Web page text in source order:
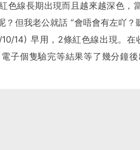
色線長期出現而且越來越深色，
？但我老公就話 “會唔會有左吖
14) 早用，2條紅色線出現。在
子個隻驗完等結果等了幾分鐘